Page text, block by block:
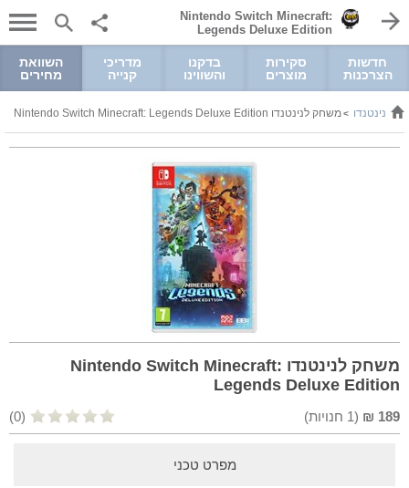
Nintendo Switch Minecraft:
Legends Deluxe Edition
חדשות
הצרכנות
סקירות
מוצרים
בדקנו
והשווינו
מדריכי
קנייה
השוואת
מחירים
לנינטנדו >משחק לנינטנדו Nintendo Switch Minecraft: Legends Deluxe Edition
משחק לנינטנדו Nintendo Switch Minecraft:
Legends Deluxe Edition
189
₪
(
1 חנויות) (0)
מפרט טכני